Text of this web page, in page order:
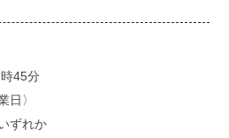
45分
日〉
ずれか